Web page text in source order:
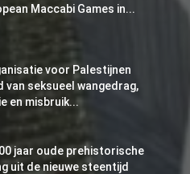
Maccabi Games in...
voor Palestijnen
van seksueel wangedrag,
en misbruik...
jaar oude prehistorische
uit de nieuwe steentijd